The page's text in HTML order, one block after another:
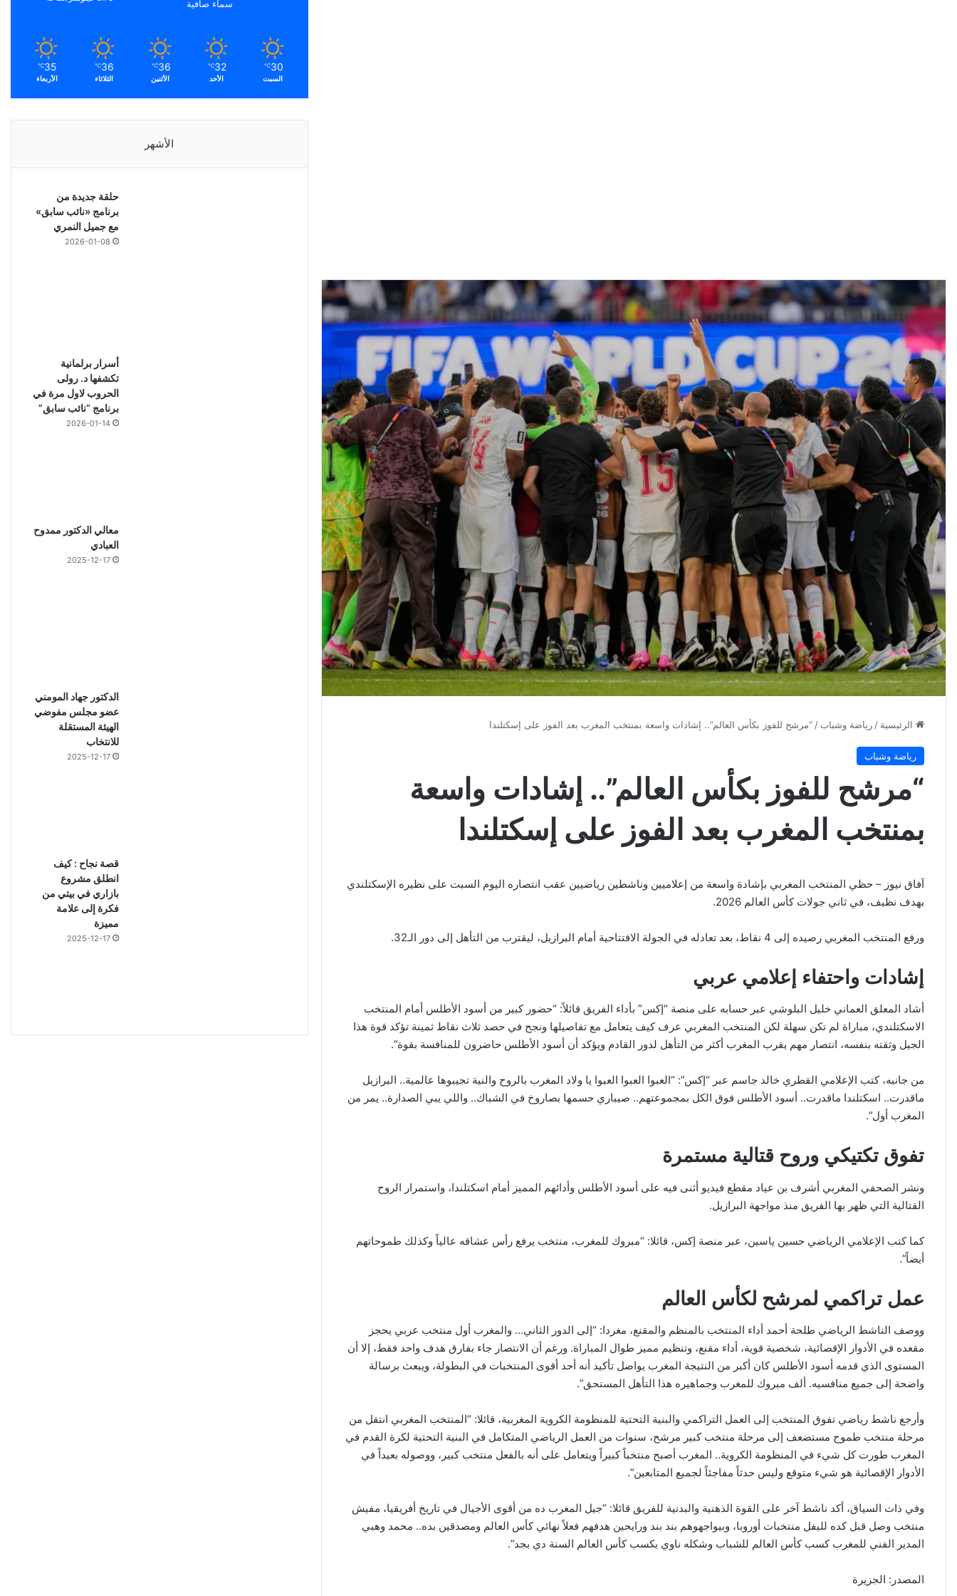
الرئيسية / رياضة وشباب / “مرشح للفوز بكأس العالم”.. إشادات واسعة بمنتخب المغرب بعد الفوز على إسكتلندا
رياضة وشباب
“مرشح للفوز بكأس العالم”.. إشادات واسعة
بمنتخب المغرب بعد الفوز على إسكتلندا
اَفاق نيوز – حظي المنتخب المغربي بإشادة واسعة من إعلاميين وناشطين رياضيين عقب انتصاره اليوم السبت على نظيره الإسكتلندي
بهدف نظيف، في ثاني جولات كأس العالم 2026.
ورفع المنتخب المغربي رصيده إلى 4 نقاط، بعد تعادله في الجولة الافتتاحية أمام البرازيل، ليقترب من التأهل إلى دور الـ32.
إشادات واحتفاء إعلامي عربي
أشاد المعلق العماني خليل البلوشي عبر حسابه على منصة “إكس” بأداء الفريق قائلاً: “حضور كبير من أسود الأطلس أمام المنتخب
الاسكتلندي، مباراة لم تكن سهلة لكن المنتخب المغربي عرف كيف يتعامل مع تفاصيلها ونجح في حصد ثلاث نقاط ثمينة تؤكد قوة هذا
الجيل وثقته بنفسه، انتصار مهم يقرب المغرب أكثر من التأهل لدور القادم ويؤكد أن أسود الأطلس حاضرون للمنافسة بقوة”.
من جانبه، كتب الإعلامي القطري خالد جاسم عبر “إكس”: “العبوا العبوا العبوا يا ولاد المغرب بالروح والنية تجيبوها عالمية.. البرازيل
ماقدرت.. اسكتلندا ماقدرت.. أسود الأطلس فوق الكل بمجموعتهم.. صيباري حسمها بصاروخ في الشباك.. واللي يبي الصدارة.. يمر من
المغرب أول”.
تفوق تكتيكي وروح قتالية مستمرة
ونشر الصحفي المغربي أشرف بن عياد مقطع فيديو أثنى فيه على أسود الأطلس وأدائهم المميز أمام اسكتلندا، واستمرار الروح
القتالية التي ظهر بها الفريق منذ مواجهة البرازيل.
كما كتب الإعلامي الرياضي حسين ياسين، عبر منصة إكس، قائلا: “مبروك للمغرب، منتخب يرفع رأس عشاقه عالياً وكذلك طموحاتهم
أيضاً”.
عمل تراكمي لمرشح لكأس العالم
ووصف الناشط الرياضي طلحة أحمد أداء المنتخب بالمنظم والمقنع، مغردا: “إلى الدور الثاني… والمغرب أول منتخب عربي يحجز
مقعده في الأدوار الإقصائية، شخصية قوية، أداء مقنع، وتنظيم مميز طوال المباراة. ورغم أن الانتصار جاء بفارق هدف واحد فقط، إلا أن
المستوى الذي قدمه أسود الأطلس كان أكبر من النتيجة المغرب يواصل تأكيد أنه أحد أقوى المنتخبات في البطولة، ويبعث برسالة
واضحة إلى جميع منافسيه. ألف مبروك للمغرب وجماهيره هذا التأهل المستحق”.
وأرجع ناشط رياضي تفوق المنتخب إلى العمل التراكمي والبنية التحتية للمنظومة الكروية المغربية، قائلا: “المنتخب المغربي انتقل من
مرحلة منتخب طموح مستضعف إلى مرحلة منتخب كبير مرشح، سنوات من العمل الرياضي المتكامل في البنية التحتية لكرة القدم في
المغرب طورت كل شيء في المنظومة الكروية.. المغرب أصبح منتخباً كبيراً ويتعامل على أنه بالفعل منتخب كبير، ووصوله بعيداً في
الأدوار الإقصائية هو شيء متوقع وليس حدثاً مفاجئاً لجميع المتابعين”.
وفي ذات السياق، أكد ناشط آخر على القوة الذهنية والبدنية للفريق قائلا: “جيل المغرب ده من أقوى الأجيال في تاريخ أفريقيا، مفيش
منتخب وصل قبل كده لليفل منتخبات أوروبا، وبيواجهوهم بند بند ورايحين هدفهم فعلاً نهائي كأس العالم ومصدقين بده.. محمد وهبي
المدير الفني للمغرب كسب كأس العالم للشباب وشكله ناوي يكسب كأس العالم السنة دي بجد”.
المصدر: الجزيرة
سماء صافية
30
℃
السبت
32
℃
الأحد
36
℃
الأثنين
36
℃
الثلاثاء
35
℃
الأربعاء
الأشهر
حلقة جديدة من
برنامج «نائب سابق»
مع جميل النمري
2026-01-08
أسرار برلمانية
تكشفها د. رولى
الحروب لاول مرة في
برنامج “نائب سابق”
2026-01-14
معالي الدكتور ممدوح
العبادي
2025-12-17
الدكتور جهاد المومني
عضو مجلس مفوضي
الهيئة المستقلة
للانتخاب
2025-12-17
قصة نجاح : كيف
انطلق مشروع
بازاري في بيتي من
فكرة إلى علامة
مميزة
2025-12-17